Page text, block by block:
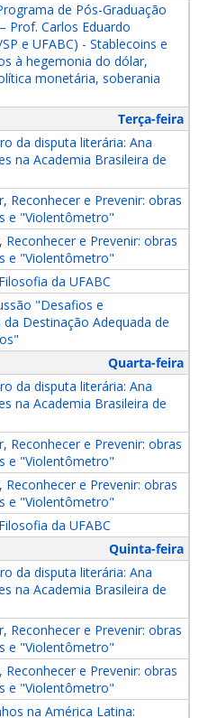
de Pós-Graduação
Prof. Carlos Eduardo
e UFABC) - Stablecoins e
à hegemonia do dólar,
monetária, soberania
Terça-feira
da disputa literária: Ana
na Academia Brasileira de
Reconhecer e Prevenir: obras
e "Violentômetro"
Reconhecer e Prevenir: obras
e "Violentômetro"
da UFABC
"Desafios e
Destinação Adequada de
Quarta-feira
da disputa literária: Ana
na Academia Brasileira de
Reconhecer e Prevenir: obras
e "Violentômetro"
Reconhecer e Prevenir: obras
e "Violentômetro"
da UFABC
Quinta-feira
da disputa literária: Ana
na Academia Brasileira de
Reconhecer e Prevenir: obras
e "Violentômetro"
Reconhecer e Prevenir: obras
e "Violentômetro"
na América Latina: